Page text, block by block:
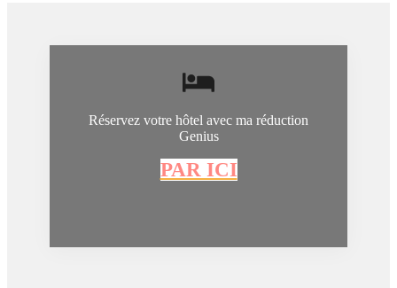
Réservez votre hôtel avec ma réduction
Genius
PAR ICI